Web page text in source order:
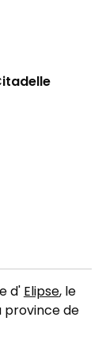
d'Elipse, le
province de